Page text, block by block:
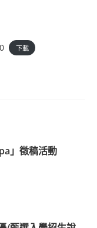
下載
」徵稿活動